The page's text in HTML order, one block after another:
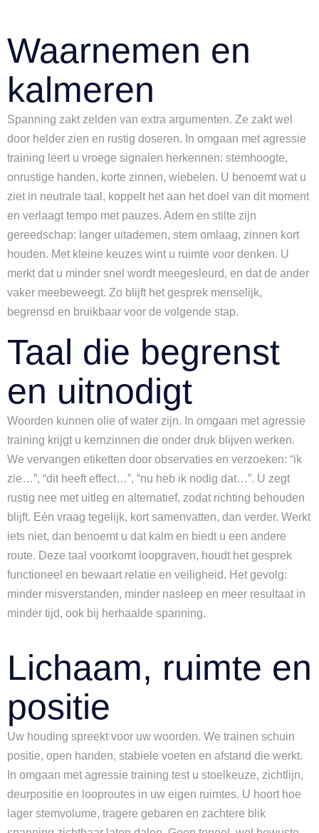
Waarnemen en
kalmeren
Spanning zakt zelden van extra argumenten. Ze zakt wel
door helder zien en rustig doseren. In omgaan met agressie
training leert u vroege signalen herkennen: stemhoogte,
onrustige handen, korte zinnen, wiebelen. U benoemt wat u
ziet in neutrale taal, koppelt het aan het doel van dit moment
en verlaagt tempo met pauzes. Adem en stilte zijn
gereedschap: langer uitademen, stem omlaag, zinnen kort
houden. Met kleine keuzes wint u ruimte voor denken. U
merkt dat u minder snel wordt meegesleurd, en dat de ander
vaker meebeweegt. Zo blijft het gesprek menselijk,
begrensd en bruikbaar voor de volgende stap.
Taal die begrenst
en uitnodigt
Woorden kunnen olie of water zijn. In omgaan met agressie
training krijgt u kernzinnen die onder druk blijven werken.
We vervangen etiketten door observaties en verzoeken: “ik
zie…”, “dit heeft effect…”, “nu heb ik nodig dat…”. U zegt
rustig nee met uitleg en alternatief, zodat richting behouden
blijft. Eén vraag tegelijk, kort samenvatten, dan verder. Werkt
iets niet, dan benoemt u dat kalm en biedt u een andere
route. Deze taal voorkomt loopgraven, houdt het gesprek
functioneel en bewaart relatie en veiligheid. Het gevolg:
minder misverstanden, minder nasleep en meer resultaat in
minder tijd, ook bij herhaalde spanning.
Lichaam, ruimte en
positie
Uw houding spreekt voor uw woorden. We trainen schuin
positie, open handen, stabiele voeten en afstand die werkt.
In omgaan met agressie training test u stoelkeuze, zichtlijn,
deurpositie en looproutes in uw eigen ruimtes. U hoort hoe
lager stemvolume, tragere gebaren en zachtere blik